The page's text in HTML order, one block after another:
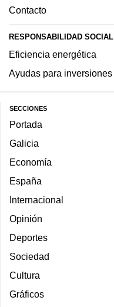
Contacto
RESPONSABILIDAD SOCIAL
Eficiencia energética
Ayudas para inversiones
SECCIONES
Portada
Galicia
Economía
España
Internacional
Opinión
Deportes
Sociedad
Cultura
Gráficos